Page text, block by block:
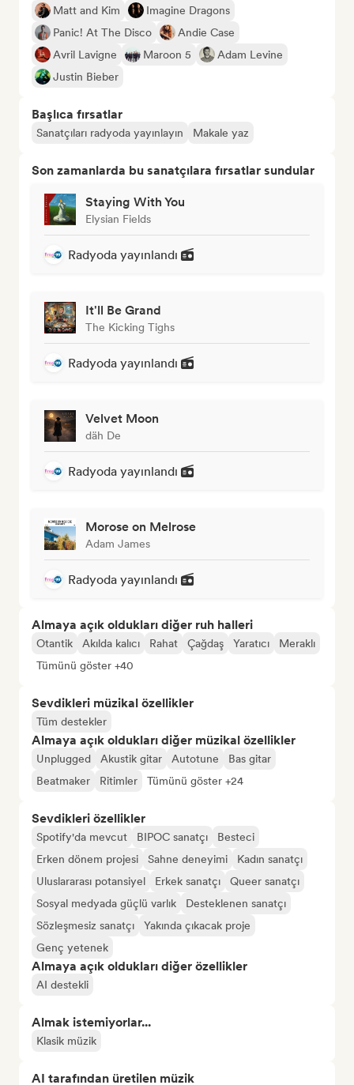
Matt and Kim
Imagine Dragons
Panic! At The Disco
Andie Case
Avril Lavigne
Maroon 5
Adam Levine
Justin Bieber
Başlıca fırsatlar
Sanatçıları radyoda yayınlayın Makale yaz
Son zamanlarda bu sanatçılara fırsatlar sundular
Staying With You
Elysian Fields
Radyoda yayınlandı
It'll Be Grand
The Kicking Tighs
Radyoda yayınlandı
Velvet Moon
däh De
Radyoda yayınlandı
Morose on Melrose
Adam James
Radyoda yayınlandı
Almaya açık oldukları diğer ruh halleri
Otantik Akılda kalıcı Rahat Çağdaş Yaratıcı
Meraklı
Tümünü göster +40
Sevdikleri müzikal özellikler
Tüm destekler
Almaya açık oldukları diğer müzikal özellikler
Unplugged Akustik gitar Autotune
Bas gitar
Beatmaker
Ritimler Tümünü göster +24
Sevdikleri özellikler
Spotify'da mevcut BIPOC sanatçı
Besteci
Erken dönem projesi
Sahne deneyimi
Kadın sanatçı
Uluslararası potansiyel
Erkek sanatçı
Queer sanatçı
Sosyal medyada güçlü varlık
Desteklenen sanatçı
Sözleşmesiz sanatçı
Yakında çıkacak proje
Genç yetenek
Almaya açık oldukları diğer özellikler
AI destekli
Almak istemiyorlar...
Klasik müzik
AI tarafından üretilen müzik